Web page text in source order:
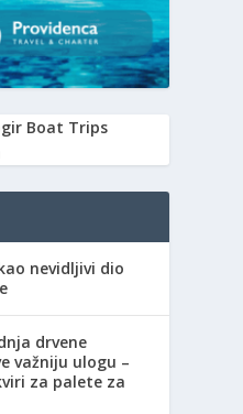
Boat Trips
nevidljivi dio
drvene
važniju ulogu –
za palete za